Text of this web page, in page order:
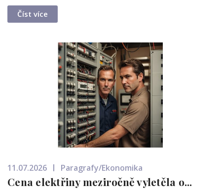
Číst více
11.07.2026 Paragrafy/Ekonomika
Cena elektřiny meziročně vyletěla o...